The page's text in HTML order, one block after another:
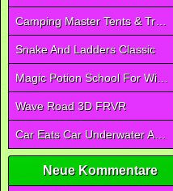
Camping Master Tents & Trees
Snake And Ladders Classic
Magic Potion School For Witch
Wave Road 3D FRVR
Car Eats Car Underwater Adventure FRVR
Neue Kommentare